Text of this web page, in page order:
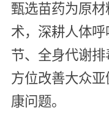
甄选苗药为原
术，深耕人体
节、全身代谢
方位改善大众
康问题。